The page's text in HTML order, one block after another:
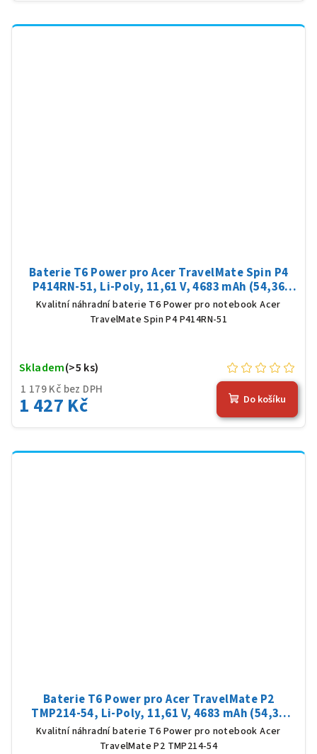
Baterie T6 Power pro Acer TravelMate Spin P4
P414RN-51, Li-Poly, 11,61 V, 4683 mAh (54,36
Wh), černá
Kvalitní náhradní baterie T6 Power pro notebook Acer
TravelMate Spin P4 P414RN-51
1 179 Kč bez DPH
1 427 Kč
Skladem(>5 ks)
Do košíku
Baterie T6 Power pro Acer TravelMate P2
TMP214-54, Li-Poly, 11,61 V, 4683 mAh (54,36
Wh), černá
Kvalitní náhradní baterie T6 Power pro notebook Acer
TravelMate P2 TMP214-54